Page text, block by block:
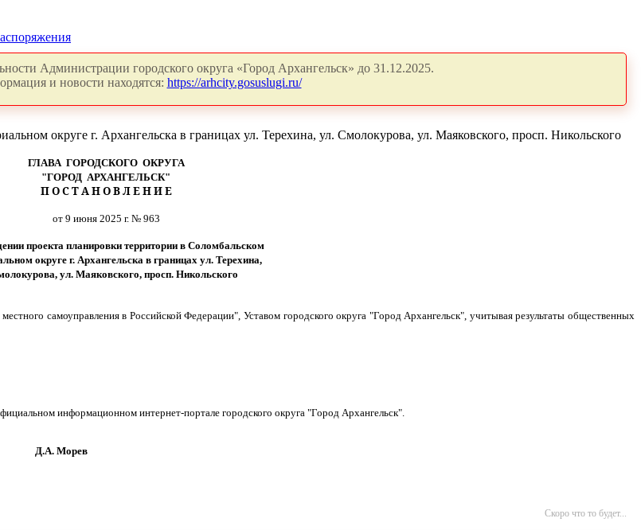
Администрации городского округа «Город Архангельск» до 31.12.2025.
и новости находятся: https://arhcity.gosuslugi.ru/
округе г. Архангельска в границах ул. Терехина, ул. Смолокурова, ул. Маяковского, просп. Никольского
ГЛАВА ГОРОДСКОГО ОКРУГА
"ГОРОД АРХАНГЕЛЬСК"
П О С Т А Н О В Л Е Н И Е
от 9 июня 2025 г. № 963
проекта планировки территории в Соломбальском
округе г. Архангельска в границах ул. Терехина,
ул. Маяковского, просп. Никольского
самоуправления в Российской Федерации", Уставом городского округа "Город Архангельск", учитывая результаты общественных
информационном интернет-портале городского округа "Город Архангельск".
Скоро что то будет...